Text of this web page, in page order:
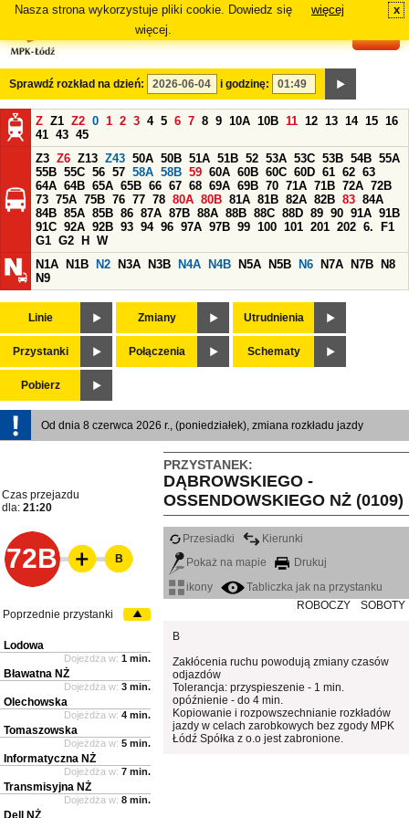
Nasza strona wykorzystuje pliki cookie. Dowiedz się
więcej.
więcej x
Sprawdź rozkład na dzień: i godzinę:
Z Z1 Z2 0 1 2 3 4 5 6 7 8 9 10A 10B 11 12 13 14 15 16
41 43 45
Z3 Z6 Z13 Z43 50A 50B 51A 51B 52 53A 53C 53B 54B 55A
55B 55C 56 57 58A 58B 59 60A 60B 60C 60D 61 62 63
64A 64B 65A 65B 66 67 68 69A 69B 70 71A 71B 72A 72B
73 75A 75B 76 77 78 80A 80B 81A 81B 82A 82B 83 84A
84B 85A 85B 86 87A 87B 88A 88B 88C 88D 89 90 91A 91B
91C 92A 92B 93 94 96 97A 97B 99 100 101 201 202 6.
F1
G1 G2 H
W
N1A
N1B N2 N3A N3B N4A N4B N5A N5B N6 N7A N7B
N8
N9
Linie Zmiany Utrudnienia
Przystanki Połączenia Schematy
Pobierz
Od dnia 8 czerwca 2026 r., (poniedziałek), zmiana rozkładu jazdy
PRZYSTANEK:
DĄBROWSKIEGO -
OSSENDOWSKIEGO NŻ (0109)
Czas przejazdu
dla: 21:20
72B
Przesiadki
Kierunki
Pokaż na mapie
Drukuj
ikony
Tabliczka jak na przystanku
ROBOCZY
SOBOTY
B
Zakłócenia ruchu powodują zmiany czasów
odjazdów
Tolerancja: przyspieszenie - 1 min.
opóźnienie - do 4 min.
Kopiowanie i rozpowszechnianie rozkładów
jazdy w celach zarobkowych bez zgody MPK
Łódź Spółka z o.o jest zabronione.
B
Poprzednie przystanki
Lodowa
Dojeżdża w: 1 min.
Bławatna NŻ
Dojeżdża w: 3 min.
Olechowska
Dojeżdża w: 4 min.
Tomaszowska
Dojeżdża w: 5 min.
Informatyczna NŻ
Dojeżdża w: 7 min.
Transmisyjna NŻ
Dojeżdża w: 8 min.
Dell NŻ